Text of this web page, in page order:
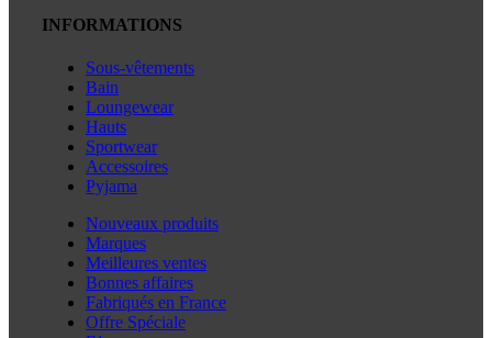
INFORMATIONS
Sous-vêtements
Bain
Loungewear
Hauts
Sportwear
Accessoires
Pyjama
Nouveaux produits
Marques
Meilleures ventes
Bonnes affaires
Fabriqués en France
Offre Spéciale